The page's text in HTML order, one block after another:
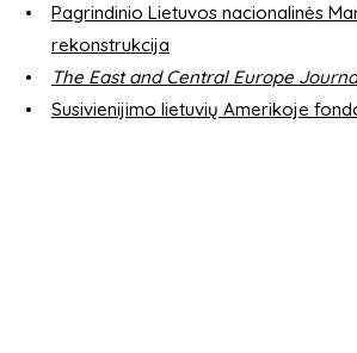
Pagrindinio Lietuvos nacionalinės
rekonstrukcija
The East and Central Europe
Susivienijimo lietuvių Amerikoje